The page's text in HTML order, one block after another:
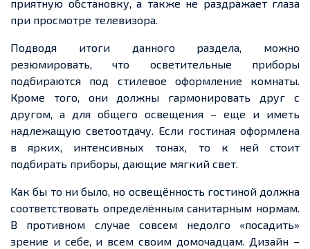
приятную обстановку, а также не раздражает глаза
при просмотре телевизора.
Подводя итоги данного раздела, можно
резюмировать, что осветительные приборы
подбираются под стилевое оформление комнаты.
Кроме того, они должны гармонировать друг с
другом, а для общего освещения – еще и иметь
надлежащую светоотдачу. Если гостиная оформлена
в ярких, интенсивных тонах, то к ней стоит
подбирать приборы, дающие мягкий свет.
Как бы то ни было, но освещённость гостиной должна
соответствовать определённым санитарным нормам.
В противном случае совсем недолго «посадить»
зрение и себе, и всем своим домочадцам. Дизайн –